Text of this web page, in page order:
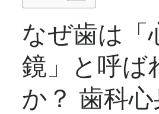
なぜ歯は「
鏡」と呼ば
か？ 歯科